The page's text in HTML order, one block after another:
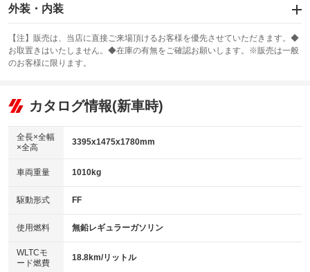
エアバッグ：運転席/助手席/サイド
：装備あり
：装備あり
サンルーフ
：装備なし ABS
リフトアップ
：装備なし
：装備なし
パワーウィンドウ
アイドリングストップ
：装備あり
USB入力端子
：装備なし
100V電源
：装備なし
センターデフロック
：装備なし
外装・内装
カーナビ：SDナビ
：装備あり
TV：フルセグ
：装備あり
ビジュアル
：装備なし
：装備あり
革シート
キーレス
HID(キセノンライト)
：装備なし
バックカメラ
：装備あり
エアロ
：装備なし
【注】販売は、当店に直接ご来場頂けるお客様を優先させていただきます。◆
お取置きはいたしません。◆在庫の有無をご確認お願いします。※販売は一般
のお客様に限ります。
カタログ情報(新車時)
全長×全幅
×全高
3395x1475x1780mm
車両重量 1010kg
駆動形式 FF
使用燃料 無鉛レギュラーガソリン
WLTCモ
ード燃費
18.8km/リットル